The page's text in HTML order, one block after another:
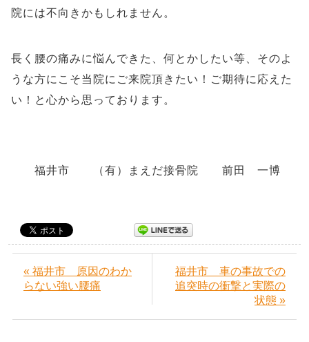
院には不向きかもしれません。
長く腰の痛みに悩んできた、何とかしたい等、そのよ
うな方にこそ当院にご来院頂きたい！ご期待に応えた
い！と心から思っております。
福井市 （有）まえだ接骨院 前田 一博
« 福井市 原因のわか
らない強い腰痛
福井市 車の事故での
追突時の衝撃と実際の
状態 »